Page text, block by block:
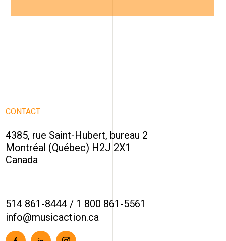
CONTACT
4385, rue Saint-Hubert, bureau 2
Montréal (Québec) H2J 2X1
Canada
514 861-8444 / 1 800 861-5561
info@musicaction.ca
FacebookLinkedinInstagram